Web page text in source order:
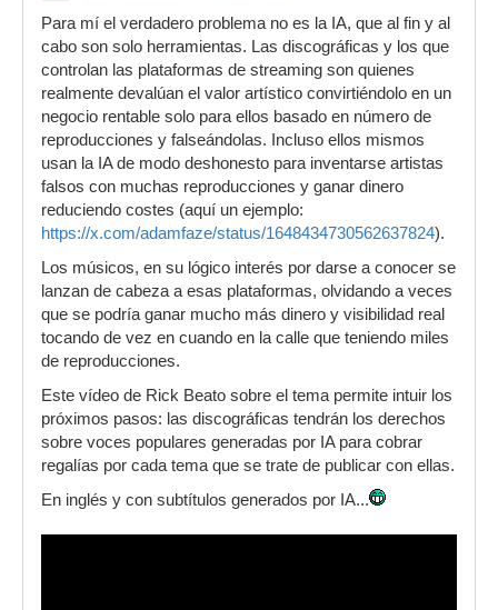
Para mí el verdadero problema no es la IA, que al fin y al
cabo son solo herramientas. Las discográficas y los que
controlan las plataformas de streaming son quienes
realmente devalúan el valor artístico convirtiéndolo en un
negocio rentable solo para ellos basado en número de
reproducciones y falseándolas. Incluso ellos mismos
usan la IA de modo deshonesto para inventarse artistas
falsos con muchas reproducciones y ganar dinero
reduciendo costes (aquí un ejemplo:
https://x.com/adamfaze/status/1648434730562637824).
Los músicos, en su lógico interés por darse a conocer se
lanzan de cabeza a esas plataformas, olvidando a veces
que se podría ganar mucho más dinero y visibilidad real
tocando de vez en cuando en la calle que teniendo miles
de reproducciones.
Este vídeo de Rick Beato sobre el tema permite intuir los
próximos pasos: las discográficas tendrán los derechos
sobre voces populares generadas por IA para cobrar
regalías por cada tema que se trate de publicar con ellas.
En inglés y con subtítulos generados por IA...